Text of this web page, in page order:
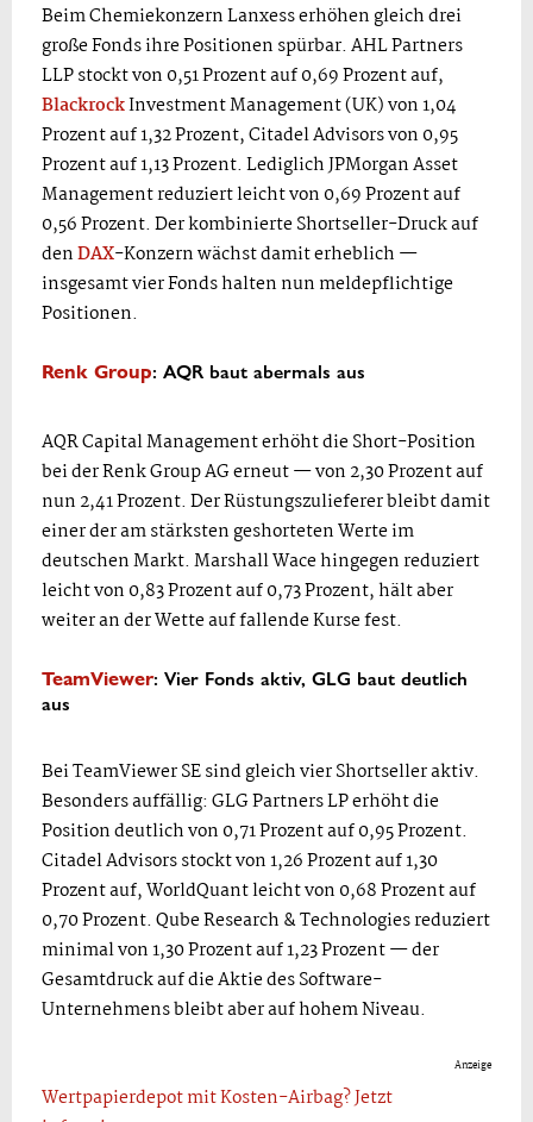
Beim Chemiekonzern Lanxess erhöhen gleich drei
große Fonds ihre Positionen spürbar. AHL Partners
LLP stockt von 0,51 Prozent auf 0,69 Prozent auf,
BlackrockInvestment Management (UK) von 1,04
Prozent auf 1,32 Prozent, Citadel Advisors von 0,95
Prozent auf 1,13 Prozent. Lediglich JPMorgan Asset
Management reduziert leicht von 0,69 Prozent auf
0,56 Prozent. Der kombinierte Shortseller-Druck auf
denDAX-Konzern wächst damit erheblich —
insgesamt vier Fonds halten nun meldepflichtige
Positionen.
Renk Group: AQR baut abermals aus
AQR Capital Management erhöht die Short-Position
bei der Renk Group AG erneut — von 2,30 Prozent auf
nun 2,41 Prozent. Der Rüstungszulieferer bleibt damit
einer der am stärksten geshorteten Werte im
deutschen Markt. Marshall Wace hingegen reduziert
leicht von 0,83 Prozent auf 0,73 Prozent, hält aber
weiter an der Wette auf fallende Kurse fest.
TeamViewer: Vier Fonds aktiv, GLG baut deutlich
aus
Bei TeamViewer SE sind gleich vier Shortseller aktiv.
Besonders auffällig: GLG Partners LP erhöht die
Position deutlich von 0,71 Prozent auf 0,95 Prozent.
Citadel Advisors stockt von 1,26 Prozent auf 1,30
Prozent auf, WorldQuant leicht von 0,68 Prozent auf
0,70 Prozent. Qube Research & Technologies reduziert
minimal von 1,30 Prozent auf 1,23 Prozent — der
Gesamtdruck auf die Aktie des Software-
Unternehmens bleibt aber auf hohem Niveau.
Anzeige
Wertpapierdepot mit Kosten-Airbag? Jetzt